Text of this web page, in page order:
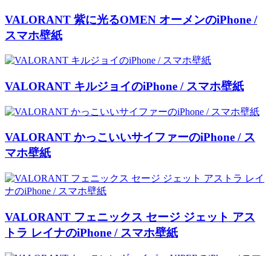
VALORANT 紫に光るOMEN オーメンのiPhone /
スマホ壁紙
VALORANT キルジョイのiPhone / スマホ壁紙
VALORANT かっこいいサイファーのiPhone / ス
マホ壁紙
VALORANT フェニックス セージ ジェット アス
トラ レイナのiPhone / スマホ壁紙